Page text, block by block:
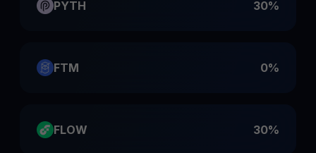
PYTH 30%
FTM 0%
FLOW 30%